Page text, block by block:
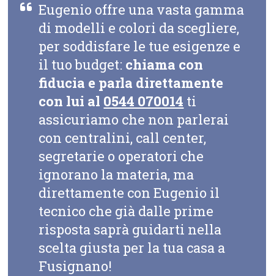
Eugenio offre una vasta gamma
di modelli e colori da scegliere,
per soddisfare le tue esigenze e
il tuo budget: chiama con
fiducia e parla direttamente
con lui al 0544 070014 ti
assicuriamo che non parlerai
con centralini, call center,
segretarie o operatori che
ignorano la materia, ma
direttamente con Eugenio il
tecnico che già dalle prime
risposta saprà guidarti nella
scelta giusta per la tua casa a
Fusignano!